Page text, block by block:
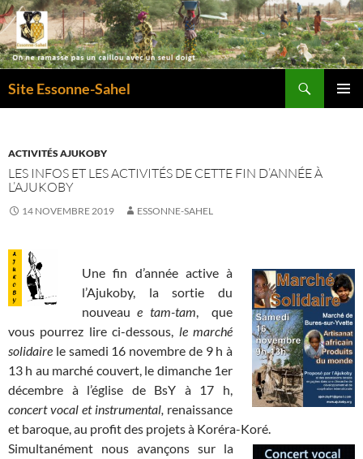
Site Essonne-Sahel
ACTIVITÉS AJUKOBY
LES INFOS ET LES ACTIVITÉS DE CETTE FIN D’ANNÉE À
L’AJUKOBY
14 NOVEMBRE 2019 ESSONNE-SAHEL
Une fin d’année active à
l’Ajukoby, la sortie du
nouveaue tam-tam, que
vous pourrez lire ci-dessous, le marché
solidaire le samedi 16 novembre de 9 h à
13 h au marché couvert, le dimanche 1er
décembre à l’église de BsY à 17 h,
concert vocal et instrumental, renaissance
et baroque, au profit des projets à Koréra-Koré.
Simultanément nous avançons sur la